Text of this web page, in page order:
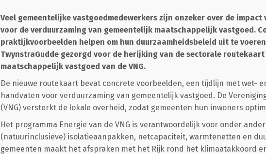
Veel gemeentelijke vastgoedmedewerkers zijn onzeker over de
voor de verduurzaming van gemeentelijk maatschappelijk vastgoed.
praktijkvoorbeelden helpen om hun duurzaamheidsbeleid uit te
TwynstraGudde gezorgd voor de herijking van de sectorale
maatschappelijk vastgoed van de VNG.
De nieuwe routekaart bevat concrete voorbeelden, een tijdlijn met wet-
handvaten voor verduurzaming van gemeentelijk vastgoed. De
(VNG) versterkt de lokale overheid, zodat gemeenten hun inwoners
Het programma Energie van de VNG is verantwoordelijk voor onder
(natuurinclusieve) isolatieaanpakken, netcapaciteit, warmtenetten en
gemeenten maakt het afspraken met het Rijk rond het klimaatakkoord